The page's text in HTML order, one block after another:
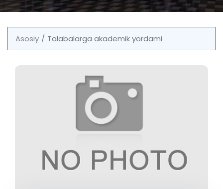
Asosiy Talabalarga akademik yordami